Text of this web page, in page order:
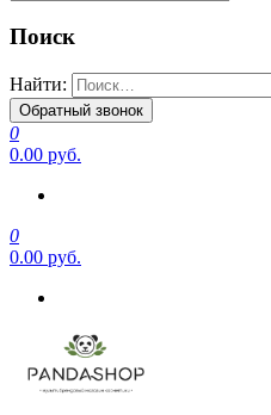
Поиск
Найти:
Обратный звонок
0
0.00 руб.
0
0.00 руб.